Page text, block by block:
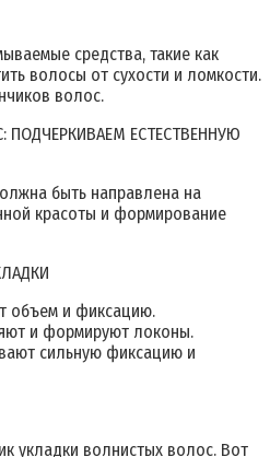
средства, такие как
волосы от сухости и ломкости.
волос.
ЕСТЕСТВЕННУЮ
быть направлена на
красоты и формирование
объем и фиксацию.
и формируют локоны.
сильную фиксацию и
укладки волнистых волос. Вот